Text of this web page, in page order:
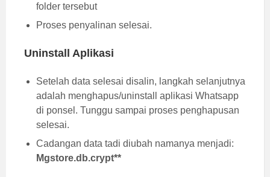
folder tersebut
Proses penyalinan selesai.
Uninstall Aplikasi
Setelah data selesai disalin, langkah selanjutnya
adalah menghapus/uninstall aplikasi Whatsapp
di ponsel. Tunggu sampai proses penghapusan
selesai.
Cadangan data tadi diubah namanya menjadi:
Mgstore.db.crypt**